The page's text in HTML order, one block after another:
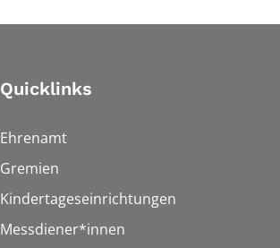
Quicklinks
Ehrenamt
Gremien
Kindertageseinrichtungen
Messdiener*innen